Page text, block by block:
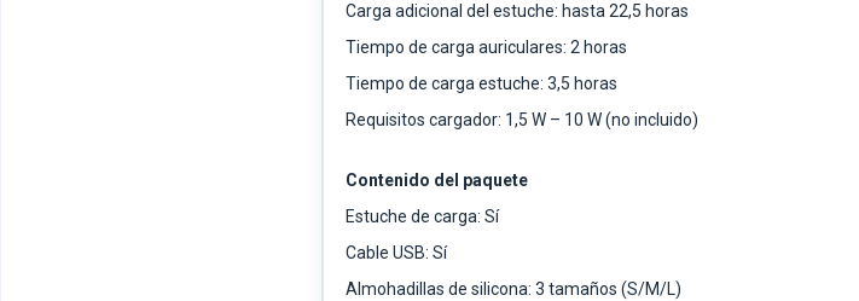
Carga adicional del estuche: hasta 22,5 horas
Tiempo de carga auriculares: 2 horas
Tiempo de carga estuche: 3,5 horas
Requisitos cargador: 1,5 W – 10 W (no incluido)
Contenido del paquete
Estuche de carga: Sí
Cable USB: Sí
Almohadillas de silicona: 3 tamaños (S/M/L)